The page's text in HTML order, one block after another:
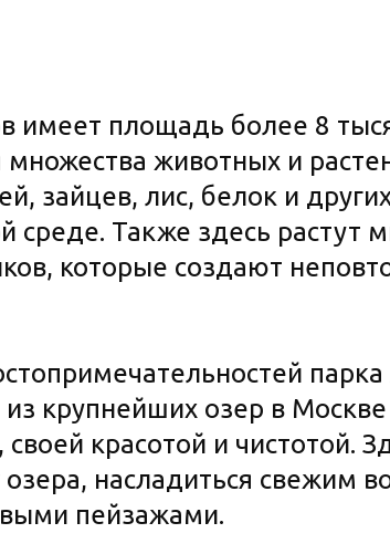
имеет площадь более 8
животных и
зайцев, лис, белок и
среде. Также здесь растут
которые создают
парка
крупнейших озер в
своей красотой и чистотой.
озера, насладиться свежим
пейзажами.